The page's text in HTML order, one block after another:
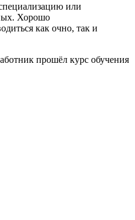
или
Хорошо
как очно, так и
прошёл курс обучения